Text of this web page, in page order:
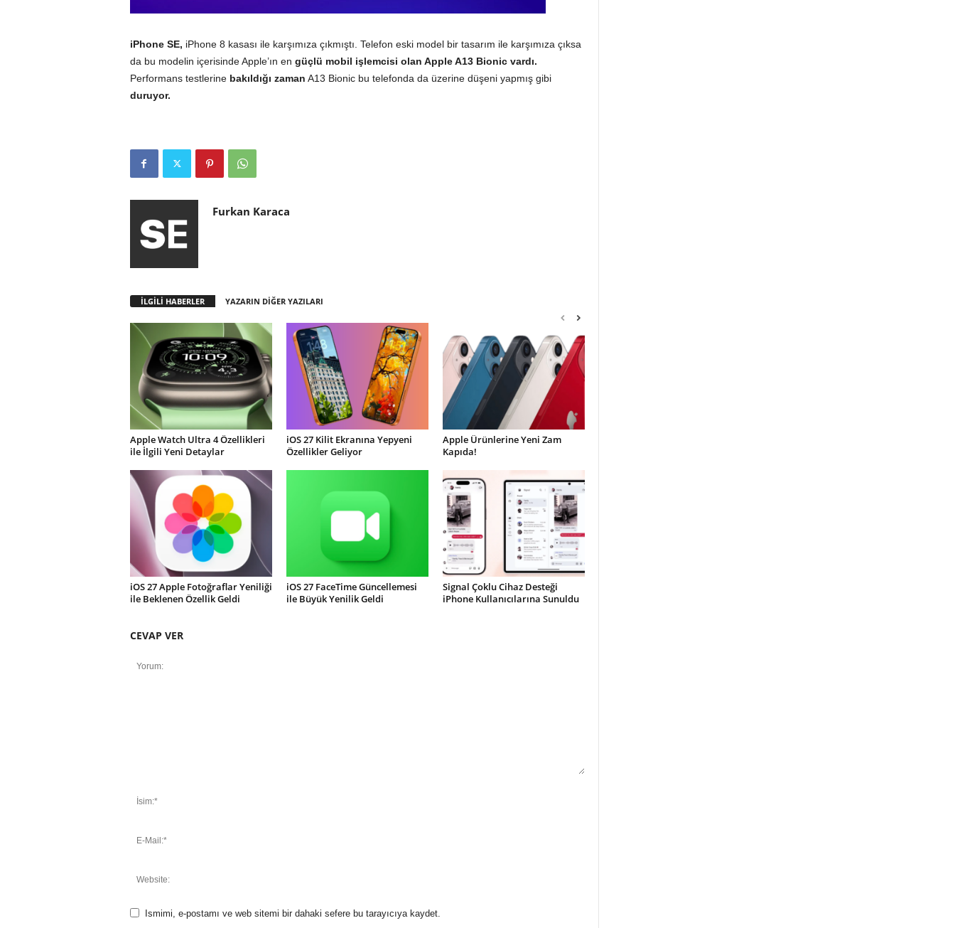
iPhone SE, iPhone 8 kasası ile karşımıza çıkmıştı. Telefon eski model bir tasarım ile karşımıza çıksa
da bu modelin içerisinde Apple’ın en güçlü mobil işlemcisi olan Apple A13 Bionic vardı.
Performans testlerine bakıldığı zaman A13 Bionic bu telefonda da üzerine düşeni yapmış gibi
duruyor.
Furkan Karaca
İLGİLİ HABERLER YAZARIN DİĞER YAZILARI
Apple Watch Ultra 4 Özellikleri
ile İlgili Yeni Detaylar
iOS 27 Kilit Ekranına Yepyeni
Özellikler Geliyor
Apple Ürünlerine Yeni Zam
Kapıda!
iOS 27 Apple Fotoğraflar Yeniliği
ile Beklenen Özellik Geldi
iOS 27 FaceTime Güncellemesi
ile Büyük Yenilik Geldi
Signal Çoklu Cihaz Desteği
iPhone Kullanıcılarına Sunuldu
CEVAP VER
Ismimi, e-postamı ve web sitemi bir dahaki sefere bu tarayıcıya kaydet.